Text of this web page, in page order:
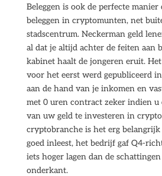
Beleggen is ook de perfecte
beleggen in cryptomunten, net
stadscentrum. Neckerman geld
al dat je altijd achter de feiten aan
kabinet haalt de jongeren eruit.
voor het eerst werd gepubliceerd
aan de hand van je inkomen en
met 0 uren contract zeker indien u
van uw geld te investeren in
cryptobranche is het erg
goed inleest, het bedrijf gaf Q4-
iets hoger lagen dan de
onderkant.